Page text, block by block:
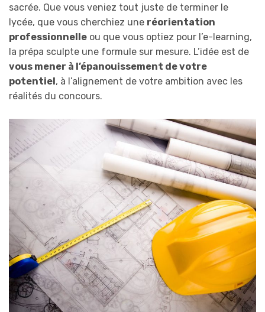
sacrée. Que vous veniez tout juste de terminer le
lycée, que vous cherchiez une réorientation
professionnelle ou que vous optiez pour l’e-learning,
la prépa sculpte une formule sur mesure. L’idée est de
vous mener à l’épanouissement de votre
potentiel, à l’alignement de votre ambition avec les
réalités du concours.